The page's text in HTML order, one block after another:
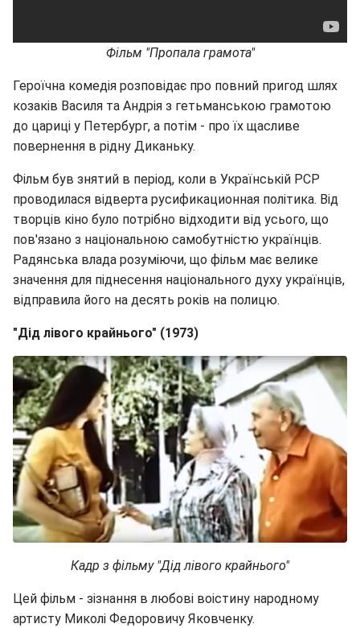
Фільм "Пропала грамота"
Героїчна комедія розповідає про повний пригод шлях
козаків Василя та Андрія з гетьманською грамотою
до цариці у Петербург, а потім - про їх щасливе
повернення в рідну Диканьку.
Фільм був знятий в період, коли в Українській РСР
проводилася відверта русификационная політика. Від
творців кіно було потрібно відходити від усього, що
пов'язано з національною самобутністю українців.
Радянська влада розуміючи, що фільм має велике
значення для піднесення національного духу українців,
відправила його на десять років на полицю.
"Дід лівого крайнього" (1973)
Кадр з фільму "Дід лівого крайнього"
Цей фільм - зізнання в любові воістину народному
артисту Миколі Федоровичу Яковченку.